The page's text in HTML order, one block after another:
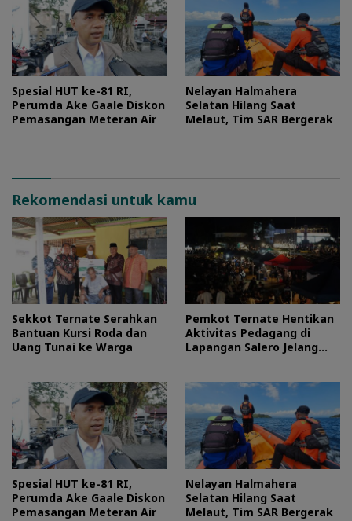
Spesial HUT ke-81 RI,
Perumda Ake Gaale Diskon
Pemasangan Meteran Air
Nelayan Halmahera
Selatan Hilang Saat
Melaut, Tim SAR Bergerak
Rekomendasi untuk kamu
Sekkot Ternate Serahkan
Bantuan Kursi Roda dan
Uang Tunai ke Warga
Pemkot Ternate Hentikan
Aktivitas Pedagang di
Lapangan Salero Jelang
Spesial HUT ke-81 RI,
Perumda Ake Gaale Diskon
Pemasangan Meteran Air
Nelayan Halmahera
Selatan Hilang Saat
Melaut, Tim SAR Bergerak